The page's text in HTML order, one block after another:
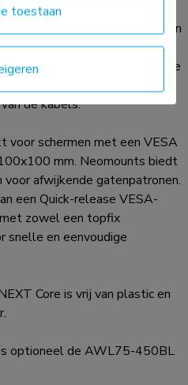
voorzien van het handige
de steun veilig versteld kan
bij een muur of
zonder contact met de muur te
zorgt voor
de kabels.
schermen met een VESA
mm. Neomounts biedt
afwijkende gatenpatronen.
een Quick-release VESA-
zowel een topfix
snelle en eenvoudige
Core is vrij van plastic en
optioneel de AWL75-450BL
toestaan